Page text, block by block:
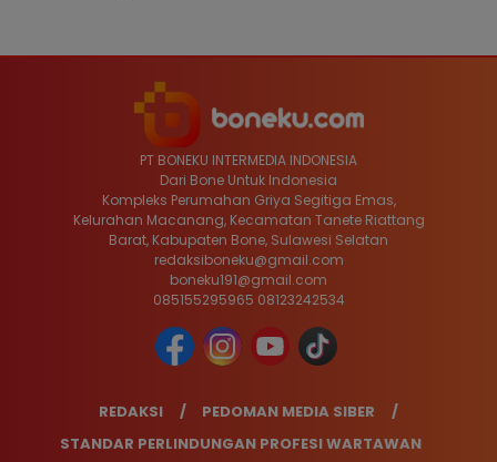
PT BONEKU INTERMEDIA INDONESIA
Dari Bone Untuk Indonesia
Kompleks Perumahan Griya Segitiga Emas,
Kelurahan Macanang, Kecamatan Tanete Riattang
Barat, Kabupaten Bone, Sulawesi Selatan
redaksiboneku@gmail.com
boneku191@gmail.com
085155295965 08123242534
REDAKSI
PEDOMAN MEDIA SIBER
STANDAR PERLINDUNGAN PROFESI WARTAWAN